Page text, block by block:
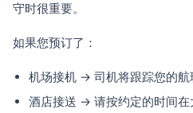
守时很重要。
如果您预订了：
机场接机 → 司机将跟踪您的航
酒店接送 → 请按约定的时间在